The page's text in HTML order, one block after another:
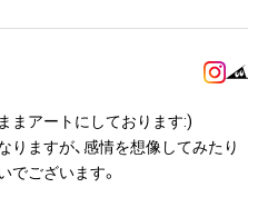
限られません。)にかかる知的財産
、商標権、意匠権その他の知的財
又はそれらの権利につき登録等を
意味します。)は、本アイテムの著
権利者またはその管理委託を受
まアートにしております:)
りますが、感情を想像してみたり
でございます。